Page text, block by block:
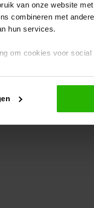
van onze website
combineren met
hun services.
om cookies voor
geplaatst. Je kunt je
(see the